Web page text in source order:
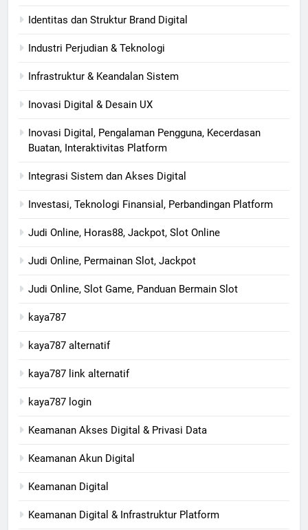
Identitas dan Struktur Brand Digital
Industri Perjudian & Teknologi
Infrastruktur & Keandalan Sistem
Inovasi Digital & Desain UX
Inovasi Digital, Pengalaman Pengguna, Kecerdasan
Buatan, Interaktivitas Platform
Integrasi Sistem dan Akses Digital
Investasi, Teknologi Finansial, Perbandingan Platform
Judi Online, Horas88, Jackpot, Slot Online
Judi Online, Permainan Slot, Jackpot
Judi Online, Slot Game, Panduan Bermain Slot
kaya787
kaya787 alternatif
kaya787 link alternatif
kaya787 login
Keamanan Akses Digital & Privasi Data
Keamanan Akun Digital
Keamanan Digital
Keamanan Digital & Infrastruktur Platform